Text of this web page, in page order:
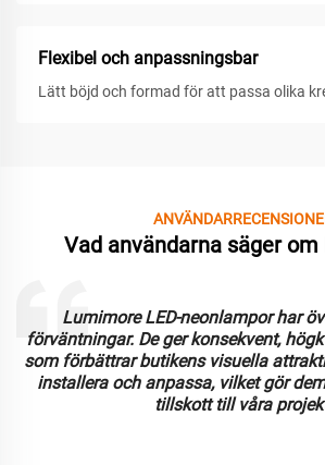
Flexibel och anpassningsbar
Lätt böjd och formad för att passa olika
Vad användarna säger
Lumimore LED-neonlampor har
förväntningar. De ger konsekvent,
som förbättrar butikens visuella
installera och anpassa, vilket gör
tillskott till våra